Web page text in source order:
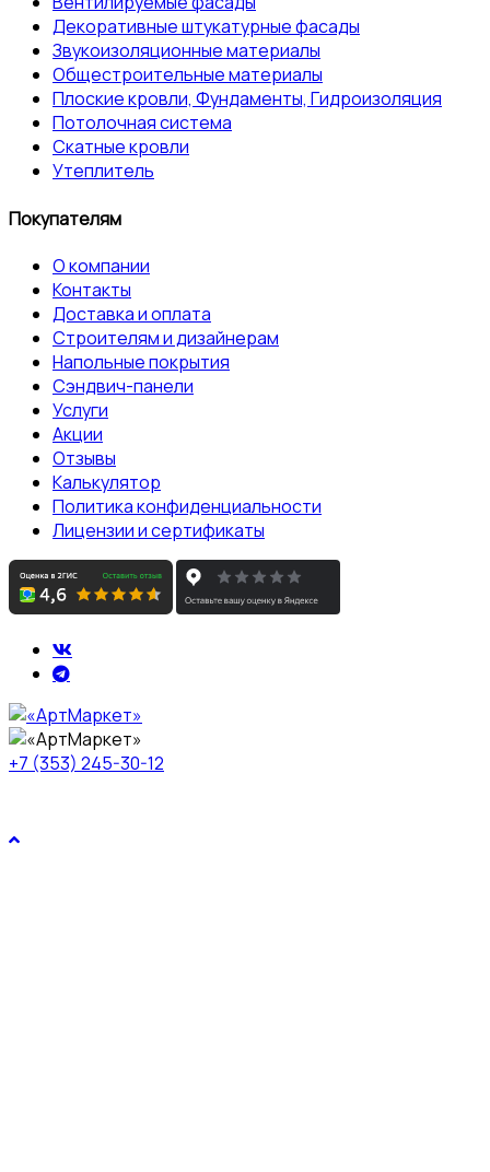
Декоративные штукатурные фасады
Звукоизоляционные материалы
Общестроительные материалы
Плоские кровли, Фундаменты, Гидроизоляция
Потолочная система
Скатные кровли
Утеплитель
Покупателям
О компании
Контакты
Доставка и оплата
Строителям и дизайнерам
Напольные покрытия
Сэндвич-панели
Услуги
Акции
Отзывы
Калькулятор
Политика конфиденциальности
Лицензии и сертификаты
+7 (353) 245-30-12